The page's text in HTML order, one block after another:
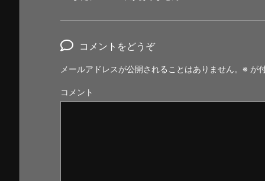
コメントをどうぞ
メールアドレスが公開されることはありません。 ※ が
コメント